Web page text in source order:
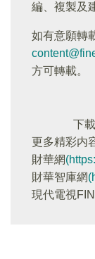
編、複製及
如有意願轉
方可轉載。
下
更多精彩内
財華網
財華智庫網
現代電視